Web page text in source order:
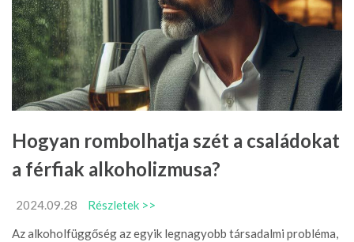
Hogyan rombolhatja szét a családokat
a férfiak alkoholizmusa?
2024.09.28
Részletek >>
Az alkoholfüggőség az egyik legnagyobb társadalmi probléma,